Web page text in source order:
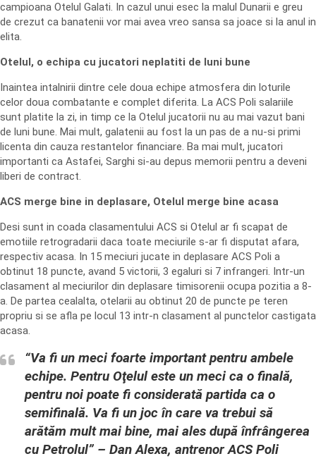
campioana Otelul Galati. In cazul unui esec la malul Dunarii e greu
de crezut ca banatenii vor mai avea vreo sansa sa joace si la anul in
elita.
Otelul, o echipa cu jucatori neplatiti de luni bune
Inaintea intalnirii dintre cele doua echipe atmosfera din loturile
celor doua combatante e complet diferita. La ACS Poli salariile
sunt platite la zi, in timp ce la Otelul jucatorii nu au mai vazut bani
de luni bune. Mai mult, galatenii au fost la un pas de a nu-si primi
licenta din cauza restantelor financiare. Ba mai mult, jucatori
importanti ca Astafei, Sarghi si-au depus memorii pentru a deveni
liberi de contract.
ACS merge bine in deplasare, Otelul merge bine acasa
Desi sunt in coada clasamentului ACS si Otelul ar fi scapat de
emotiile retrogradarii daca toate meciurile s-ar fi disputat afara,
respectiv acasa. In 15 meciuri jucate in deplasare ACS Poli a
obtinut 18 puncte, avand 5 victorii, 3 egaluri si 7 infrangeri. Intr-un
clasament al meciurilor din deplasare timisorenii ocupa pozitia a 8-
a. De partea cealalta, otelarii au obtinut 20 de puncte pe teren
propriu si se afla pe locul 13 intr-n clasament al punctelor castigata
acasa.
“Va fi un meci foarte important pentru ambele
echipe. Pentru Oţelul este un meci ca o finală,
pentru noi poate fi considerată partida ca o
semifinală. Va fi un joc în care va trebui să
arătăm mult mai bine, mai ales după înfrângerea
cu Petrolul” – Dan Alexa, antrenor ACS Poli